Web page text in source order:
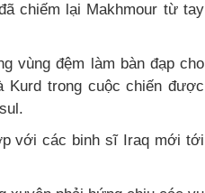
chiếm lại Makhmour từ tay
vùng đệm làm bàn đạp cho
trong cuộc chiến được
với các binh sĩ Iraq mới tới